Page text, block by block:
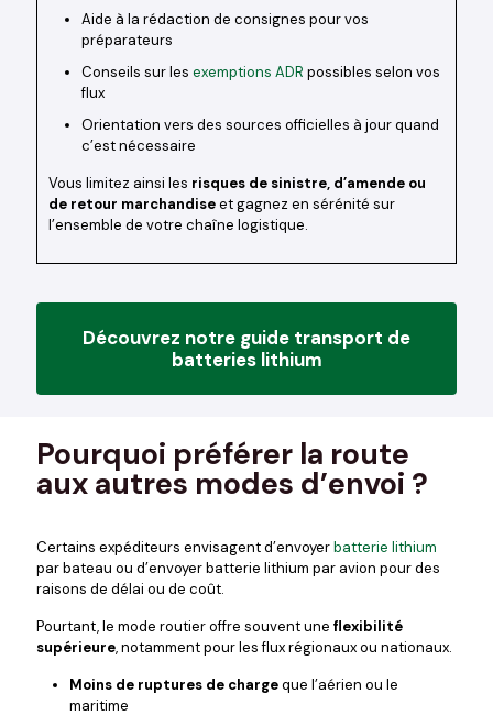
Aide à la rédaction de consignes pour vos
préparateurs
Conseils sur les exemptions ADR possibles selon vos
flux
Orientation vers des sources officielles à jour quand
c’est nécessaire
Vous limitez ainsi les risques de sinistre, d’amende ou
de retour marchandiseet gagnez en sérénité sur
l’ensemble de votre chaîne logistique.
Découvrez notre guide transport de
batteries lithium
Pourquoi préférer la route
aux autres modes d’envoi ?
Certains expéditeurs envisagent d’envoyerbatterie lithium
par bateau ou d’envoyer batterie lithium par avion pour des
raisons de délai ou de coût.
Pourtant, le mode routier offre souvent une flexibilité
supérieure, notamment pour les flux régionaux ou nationaux.
Moins de ruptures de chargeque l’aérien ou le
maritime